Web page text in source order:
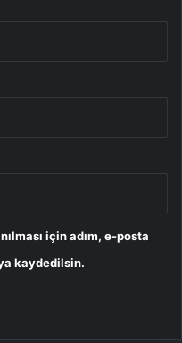
için adım, e-posta
kaydedilsin.